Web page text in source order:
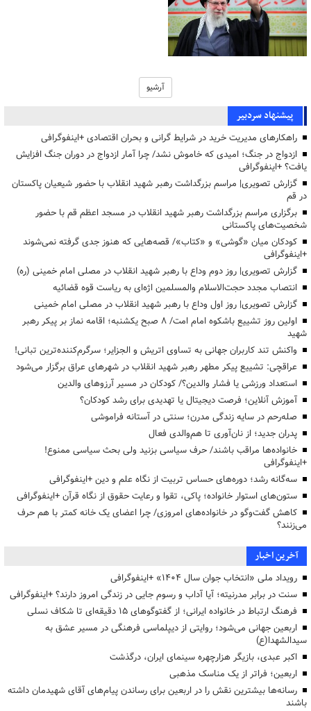
آرشیو
پیشنهاد سردبیر
راهکارهای مدیریت خرید در شرایط گرانی و بحران اقتصادی +اینفوگرافی
ازدواج در جنگ؛ امیدی که خاموش نشد/ چرا آمار ازدواج در دوران جنگ افزایش
یافت؟ +اینفوگرافی
گزارش تصویری| مراسم بزرگداشت رهبر شهید انقلاب با حضور شیعیان پاکستان
در قم
برگزاری مراسم بزرگداشت رهبر شهید انقلاب در مسجد اعظم قم با حضور
شخصیت‌های پاکستانی
کودکان میان «گوشی» و «کتاب»/ قصه‌هایی که هنوز جدی گرفته نمی‌شوند
+اینفوگرافی
گزارش تصویری| روز دوم وداع با رهبر شهید انقلاب در مصلی امام خمینی (ره)
انتصاب مجدد حجت‌الاسلام والمسلمین اژه‌ای به ریاست قوه قضائیه
گزارش تصویری| روز اول وداع با رهبر شهید انقلاب در مصلی امام خمینی
اولین روز تشییع باشکوه امام امت/ ۸ صبح یکشنبه؛ اقامه نماز بر پیکر رهبر
شهید
واکنش تند کاربران جهانی به تساوی اتریش و الجزایر؛ سرگرم‌کننده‌ترین تبانی!
عراقچی: تشییع پیکر مطهر رهبر شهید انقلاب در شهرهای عراق برگزار می‌شود
استعداد ورزشی یا فشار والدین؟/ کودکان در مسیر آرزوهای والدین
آموزش آنلاین؛ فرصت دیجیتال یا تهدیدی برای رشد کودکان؟
صله‌رحم در سایه زندگی مدرن؛ سنتی در آستانه فراموشی
پدران جدید؛ از نان‌آوری تا هم‌والدی فعال
خانواده‌ها مراقب باشند/ حرف سیاسی بزنید ولی بحث سیاسی ممنوع!
+اینفوگرافی
سه‌گانه رشد؛ دوره‌های حساس تربیت از نگاه علم و دین +اینفوگرافی
ستون‌های استوار خانواده؛ پاکی، تقوا و رعایت حقوق از نگاه قرآن +اینفوگرافی
کاهش گفت‌وگو در خانواده‌های امروزی/ چرا اعضای یک خانه کمتر با هم حرف
می‌زنند؟
آخرین اخبار
رویداد ملی «انتخاب جوان سال ۱۴۰۴» +اینفوگرافی
سنت در برابر مدرنیته؛ آیا آداب و رسوم جایی در زندگی امروز دارند؟ +اینفوگرافی
فرهنگ ارتباط در خانواده ایرانی؛ از گفتوگوهای ۱۵ دقیقه‌ای تا شکاف نسلی
اربعین جهانی می‌شود؛ روایتی از دیپلماسی فرهنگی در مسیر عشق به
سیدالشهدا(ع)
اکبر عبدی، بازیگر هزارچهره سینمای ایران، درگذشت
اربعین؛ فراتر از یک مناسک مذهبی
رسانه‌ها بیشترین نقش را در اربعین برای رساندن پیام‌های آقای شهیدمان داشته
باشند